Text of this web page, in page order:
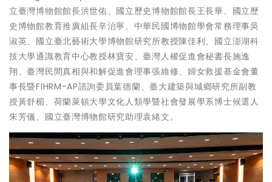
立臺灣博物館館長洪世佑、國立歷史博物館館長王長華、國立歷
史博物館教育推廣組長辛治寧、中華民國博物館學會常務理事吳
淑英、國立臺北藝術大學博物館研究所教授陳佳利、國立澎湖科
技大學通識教育中心教授林寶安、臺灣人權促進會秘書長施逸
翔、臺灣民間真相與和解促進會理事張維修、婦女救援基金會董
事長暨FIHRM-AP諮詢委員葉德蘭、臺大建築與城鄉研究所副教
授黃舒楣、荷蘭萊頓大學文化人類學暨社會發展學系博士候選人
朱芳儀、國立臺灣博物館研究助理袁緒文。